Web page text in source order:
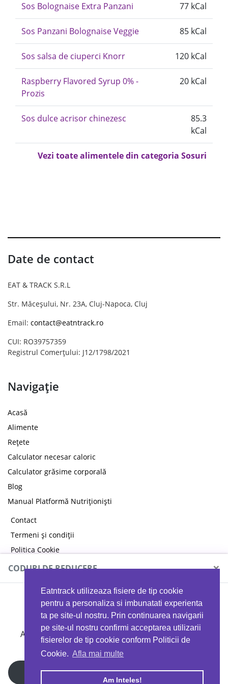
Eatntrack utilizeaza fisiere de tip cookie
pentru a personaliza si imbunatati experienta
ta pe site-ul nostru. Prin continuarea navigarii
pe site-ul nostru confirmi acceptarea utilizarii
fisierelor de tip cookie conform Politicii de
Cookie. Afla mai multe
Am Inteles!
Sos Bolognaise Extra Panzani 77 kCal
Sos Panzani Bolognaise Veggie 85 kCal
Sos salsa de ciuperci Knorr 120 kCal
Raspberry Flavored Syrup 0% -
Prozis
20 kCal
Sos dulce acrisor chinezesc
85.3
kCal
Vezi toate alimentele din categoria Sosuri
Date de contact
EAT & TRACK S.R.L
Str. Măceșului, Nr. 23A, Cluj-Napoca, Cluj
Email: contact@eatntrack.ro
CUI: RO39757359
Registrul Comerțului: J12/1798/2021
Navigație
Acasă
Alimente
Rețete
Calculator necesar caloric
Calculator grăsime corporală
Blog
Manual Platformă Nutriționiști
Contact
Termeni și condiții
Politica Cookie
Politica de confidențialitate
CODURI DE REDUCERE ×
MYPROTEIN
Ai 40%reducere la orice comandă folosind codul
EATTRACK
Profită acum